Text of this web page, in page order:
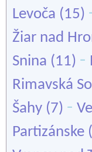
Levoča (15)
Žiar nad
Snina (11) -
Rimavská
Šahy (7) -
Partizánske